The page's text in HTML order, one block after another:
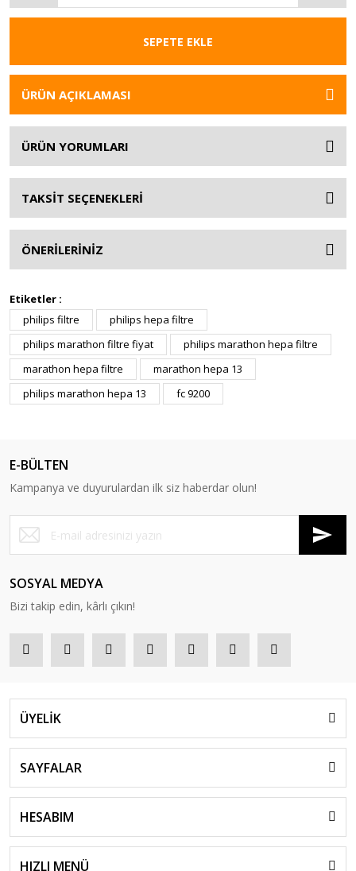
SEPETE EKLE
ÜRÜN AÇIKLAMASI
ÜRÜN YORUMLARI
TAKSİT SEÇENEKLERİ
ÖNERİLERİNİZ
Etiketler :
philips filtre
philips hepa filtre
philips marathon filtre fiyat
philips marathon hepa filtre
marathon hepa filtre
marathon hepa 13
philips marathon hepa 13
fc 9200
E-BÜLTEN
Kampanya ve duyurulardan ilk siz haberdar olun!
SOSYAL MEDYA
Bizi takip edin, kârlı çıkın!
ÜYELİK
SAYFALAR
HESABIM
HIZLI MENÜ